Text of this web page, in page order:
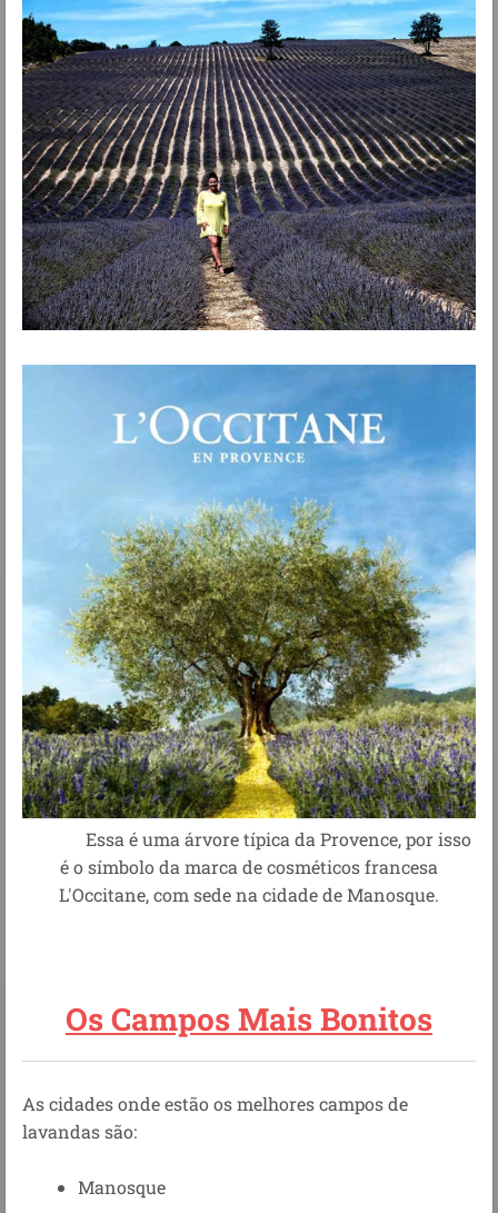
Essa é uma árvore típica da Provence, por isso
é o símbolo da marca de cosméticos francesa
L'Occitane, com sede na cidade de Manosque.
Os Campos Mais Bonitos
As cidades onde estão os melhores campos de
lavandas são:
Manosque